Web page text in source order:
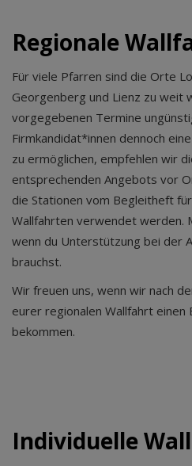
Regionale
Für viele Pfarren sind die Orte
Georgenberg und Lienz zu weit
vorgegebenen Termine
Firmkandidat*innen dennoch
zu ermöglichen, empfehlen wir
entsprechenden Angebots vor
die Stationen vom Begleitheft
Wallfahrten verwendet werden.
wenn du Unterstützung bei der
brauchst.
Wir freuen uns, wenn wir nach
eurer regionalen Wallfahrt einen
bekommen.
Individuelle